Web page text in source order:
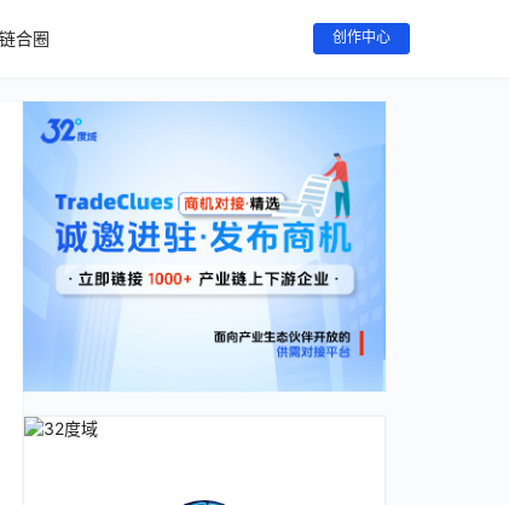
合圈 创作中心